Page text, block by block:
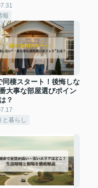
報
同棲スタート！後悔しな
大事な部屋選びポイン
？
と暮らし